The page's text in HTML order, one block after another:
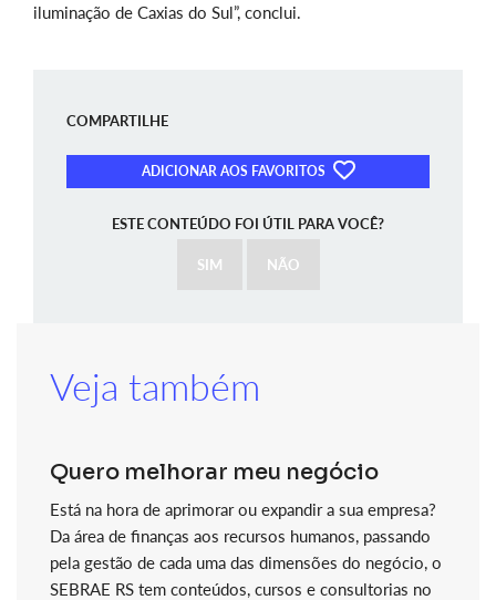
iluminação de Caxias do Sul”, conclui.
COMPARTILHE
ADICIONAR AOS FAVORITOS
ESTE CONTEÚDO FOI ÚTIL PARA VOCÊ?
SIM NÃO
Veja também
Quero melhorar meu negócio
Está na hora de aprimorar ou expandir a sua empresa?
Da área de finanças aos recursos humanos, passando
pela gestão de cada uma das dimensões do negócio, o
SEBRAE RS tem conteúdos, cursos e consultorias no